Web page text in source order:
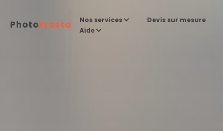
PhotoPresta Nos services Devis sur mesure
Aide